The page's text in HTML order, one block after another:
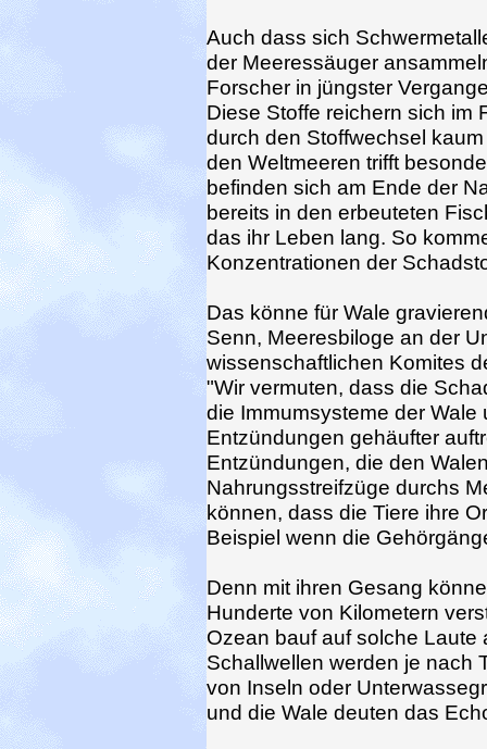
Auch dass sich
der Meeressäuger
Forscher in jüngster
Diese Stoffe reichern sich im
durch den Stoffwechsel
den Weltmeeren trifft
befinden sich am Ende der
bereits in den erbeuteten
das ihr Leben lang. So
Konzentrationen der
Das könne für Wale
Senn, Meeresbiloge an der
wissenschaftlichen Komites
"Wir vermuten, dass die
die Immumsysteme der
Entzündungen gehäufter
Entzündungen, die den
Nahrungsstreifzüge durchs
können, dass die Tiere ihre
Beispiel wenn die
Denn mit ihren Gesang
Hunderte von Kilometern
Ozean bauf auf solche
Schallwellen werden je nach
von Inseln oder
und die Wale deuten das